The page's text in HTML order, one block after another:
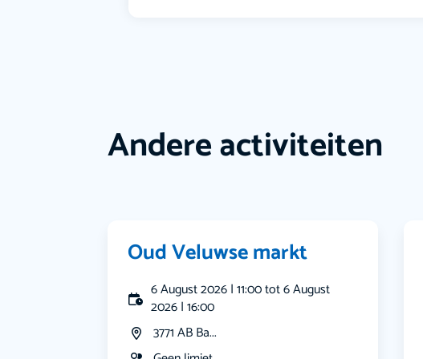
Andere activiteiten
Oud Veluwse markt
6 August 2026 | 11:00 tot 6 August
2026 | 16:00
3771 AB Ba...